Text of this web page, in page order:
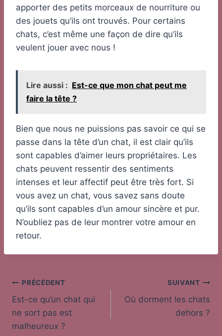
apporter des petits morceaux de nourriture ou
des jouets qu’ils ont trouvés. Pour certains
chats, c’est même une façon de dire qu’ils
veulent jouer avec nous !
Lire aussi : Est-ce que mon chat peut me
faire la tête ?
Bien que nous ne puissions pas savoir ce qui se
passe dans la tête d’un chat, il est clair qu’ils
sont capables d’aimer leurs propriétaires. Les
chats peuvent ressentir des sentiments
intenses et leur affectif peut être très fort. Si
vous avez un chat, vous savez sans doute
qu’ils sont capables d’un amour sincère et pur.
N’oubliez pas de leur montrer votre amour en
retour.
Navigation
de
l’article
PRÉCÉDENT
Est-ce qu’un chat qui
ne sort pas est
malheureux ?
SUIVANT
Où dorment les chats
dehors ?